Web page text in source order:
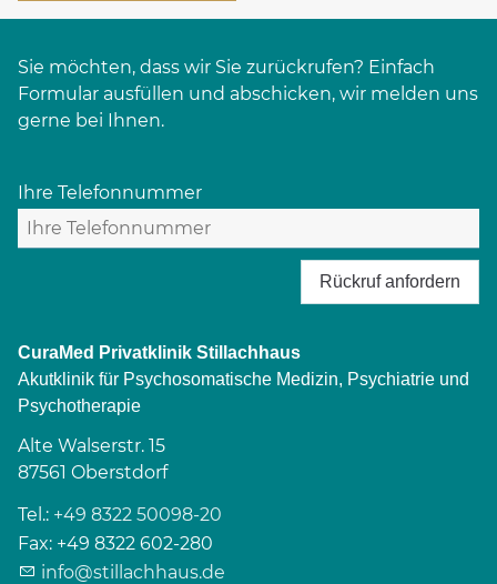
Sie möchten, dass wir Sie zurückrufen? Einfach
Formular ausfüllen und abschicken, wir melden uns
gerne bei Ihnen.
Ihre Telefonnummer
Rückruf anfordern
CuraMed Privatklinik Stillachhaus
Akutklinik für Psychosomatische Medizin, Psychiatrie und
Psychotherapie
Alte Walserstr. 15
87561 Oberstdorf
Tel.: +49 8322 50098-20
Fax: +49 8322 602-280
info@stillachhaus.de